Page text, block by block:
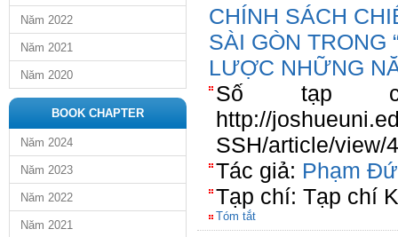
Năm 2022
Năm 2021
Năm 2020
BOOK CHAPTER
Năm 2024
Năm 2023
Năm 2022
Năm 2021
CHÍNH SÁCH
SÀI GÒN TRONG
LƯỢC NHỮNG
Số tạp
http://
SSH/article/view/
Tác giả: Phạm
Tạp chí: Tạp chí
Tóm tắt